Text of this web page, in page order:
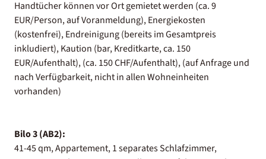
Handtücher können vor Ort gemietet werden (ca. 9
EUR/Person, auf Voranmeldung), Energiekosten
(kostenfrei), Endreinigung (bereits im Gesamtpreis
inkludiert), Kaution (bar, Kreditkarte, ca. 150
EUR/Aufenthalt), (ca. 150 CHF/Aufenthalt), (auf Anfrage und
nach Verfügbarkeit, nicht in allen Wohneinheiten
vorhanden)
Bilo 3 (AB2):
41-45 qm, Appartement, 1 separates Schlafzimmer,